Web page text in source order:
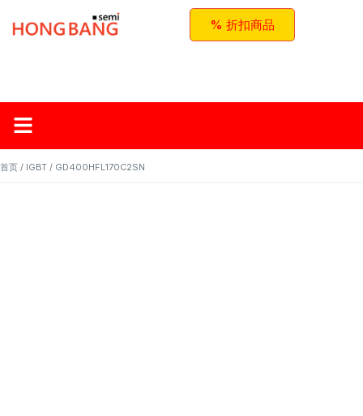
% 折扣商品
首页 / IGBT / GD400HFL170C2SN